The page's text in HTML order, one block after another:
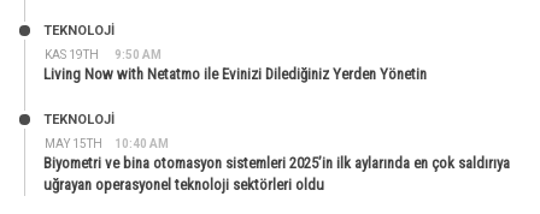
KAS 19TH 9:50 AM
TEKNOLOJİ
Living Now with Netatmo ile Evinizi Dilediğiniz Yerden Yönetin
MAY 15TH 10:40 AM
TEKNOLOJİ
Biyometri ve bina otomasyon sistemleri 2025’in ilk aylarında en çok saldırıya
uğrayan operasyonel teknoloji sektörleri oldu